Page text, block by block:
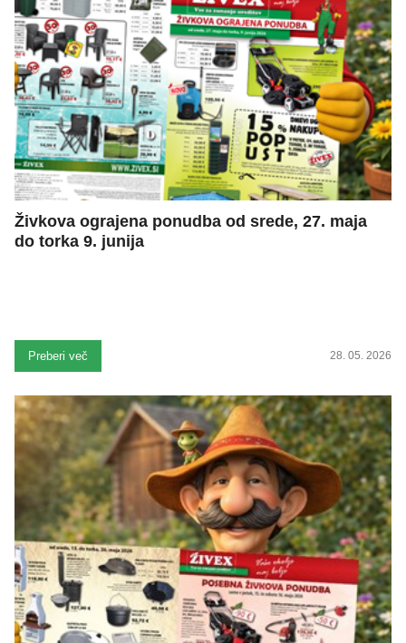
Živkova ograjena ponudba od srede, 27. maja
do torka 9. junija
Preberi več 28. 05. 2026